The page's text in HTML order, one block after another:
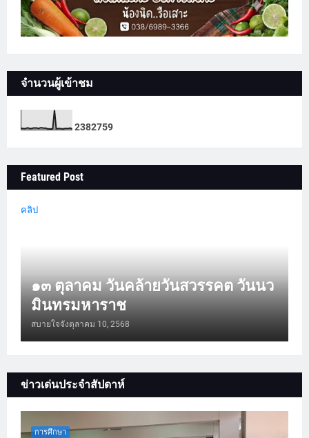
จำนวนผู้เข้าชม
2382759
Featured Post
คลิป
๑๓ ตุลาคม วันคล้ายวันสวรรคต วันนว
มินทรมหาราช
สบายใจจังตุลาคม 10, 2568
ข่าวเด่นประจำสัปดาห์
การศึกษา